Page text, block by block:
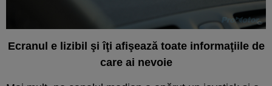
Ecranul e lizibil şi îţi afişează toate informaţiile de
care ai nevoie